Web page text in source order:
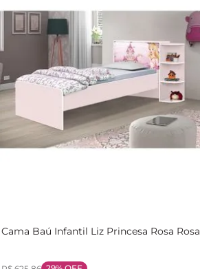
Cama Baú Infantil Liz Princesa Rosa Rosa